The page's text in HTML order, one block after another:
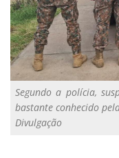
Segundo a polícia,
bastante conhecido
Divulgação